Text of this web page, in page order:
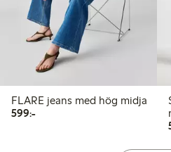
FLARE jeans med hög midja
599:-599,00 kr